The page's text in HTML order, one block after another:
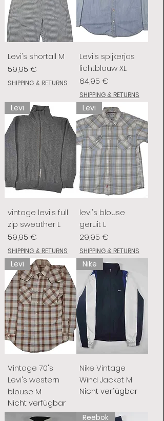
Levi's shortall M
Preis
59,95 €
SHIPPING & RETURNS
Levi's spijkerjas
lichtblauw XL
Preis
64,95 €
SHIPPING & RETURNS
Levi
vintage levi's full
zip sweather L
Preis
59,95 €
SHIPPING & RETURNS
Levi
levi's blouse
geruit L
Preis
29,95 €
SHIPPING & RETURNS
Levi
Vintage 70's
Levi's western
blouse M
Nicht verfügbar
Nike
Nike Vintage
Wind Jacket M
Nicht verfügbar
Reebok